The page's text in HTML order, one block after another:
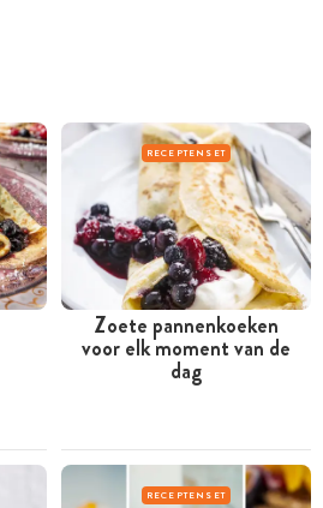
RECEPTENSET
Zoete pannenkoeken
voor elk moment van de
dag
RECEPTENSET